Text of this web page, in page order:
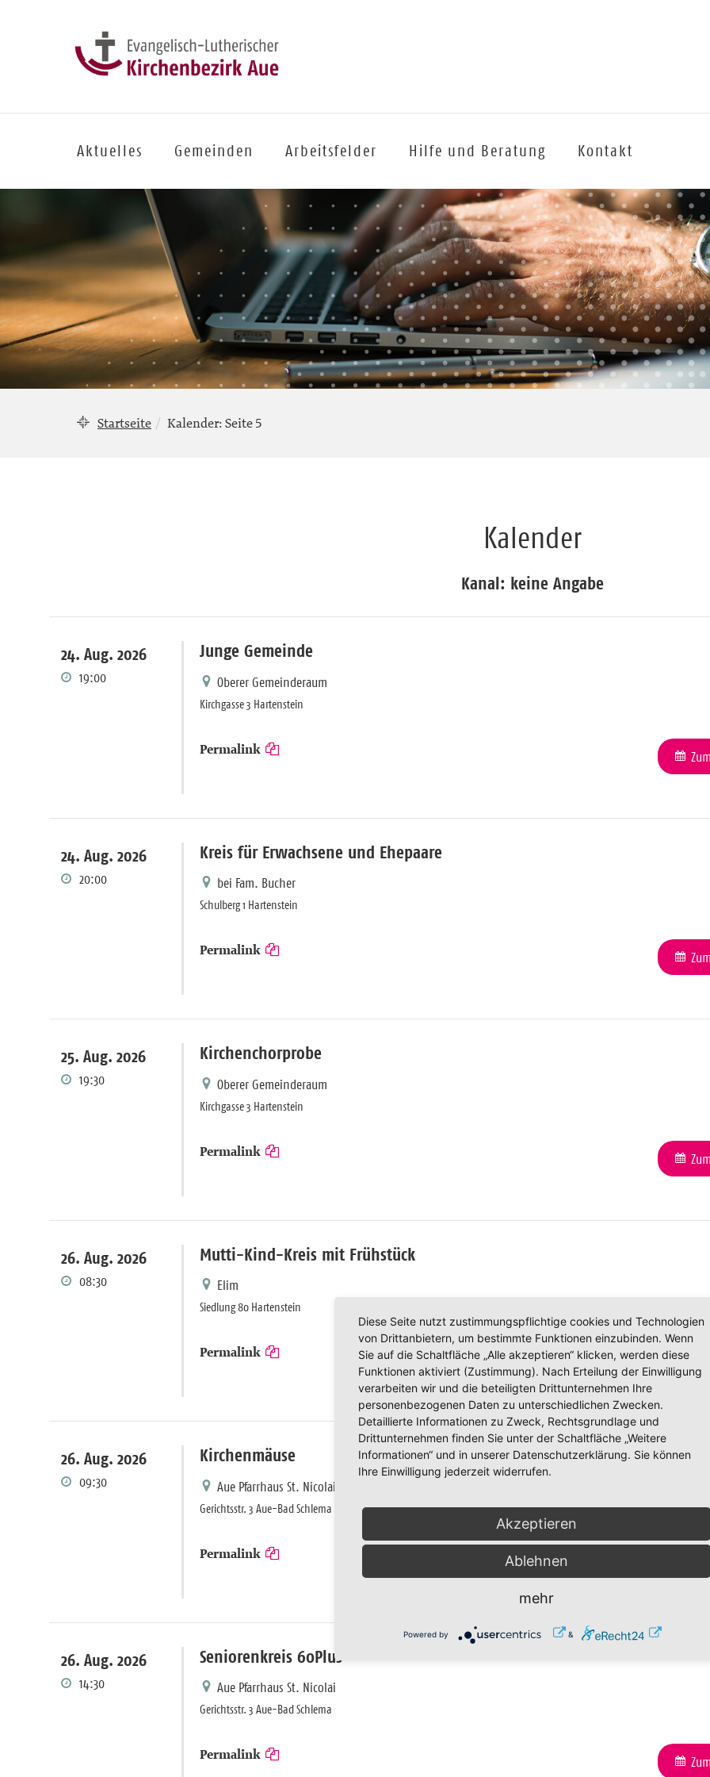
Aktuelles Gemeinden Arbeitsfelder Hilfe und Beratung Kontakt
Startseite Kalender: Seite 5
Kalender
Kanal: keine Angabe
24. Aug. 2026
19:00
Junge Gemeinde
Oberer Gemeinderaum
Kirchgasse 3 Hartenstein
Permalink
24. Aug. 2026
20:00
Kreis für Erwachsene und Ehepaare
bei Fam. Bucher
Schulberg 1 Hartenstein
Permalink
25. Aug. 2026
19:30
Kirchenchorprobe
Oberer Gemeinderaum
Kirchgasse 3 Hartenstein
Permalink
26. Aug. 2026
08:30
Mutti-Kind-Kreis mit Frühstück
Elim
Siedlung 80 Hartenstein
Permalink
26. Aug. 2026
09:30
Kirchenmäuse
Aue Pfarrhaus St. Nicolai
Gerichtsstr. 3 Aue-Bad Schlema
Permalink
26. Aug. 2026
14:30
Seniorenkreis 60Plus
Aue Pfarrhaus St. Nicolai
Gerichtsstr. 3 Aue-Bad Schlema
Permalink
Diese Seite nutzt zustimmungspflichtige cookies und Technologien
von Drittanbietern, um bestimmte Funktionen einzubinden. Wenn
Sie auf die Schaltfläche „Alle akzeptieren“ klicken, werden diese
Funktionen aktiviert (Zustimmung). Nach Erteilung der Einwilligung
verarbeiten wir und die beteiligten Drittunternehmen Ihre
personenbezogenen Daten zu unterschiedlichen Zwecken.
Detaillierte Informationen zu Zweck, Rechtsgrundlage und
Drittunternehmen finden Sie unter der Schaltfläche „Weitere
Informationen“ und in unserer Datenschutzerklärung. Sie können
Ihre Einwilligung jederzeit widerrufen.
Akzeptieren
Ablehnen
mehr
Powered by &